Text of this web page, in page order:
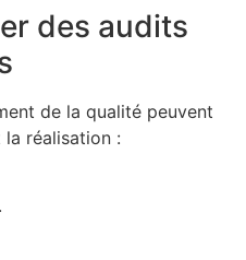
des audits
de la qualité peuvent
réalisation :